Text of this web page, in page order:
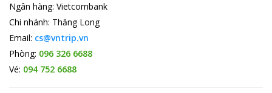
Ngân hàng: Vietcombank
Chi nhánh: Thăng Long
Email: cs@vntrip.vn
Phòng: 096 326 6688
Vé: 094 752 6688